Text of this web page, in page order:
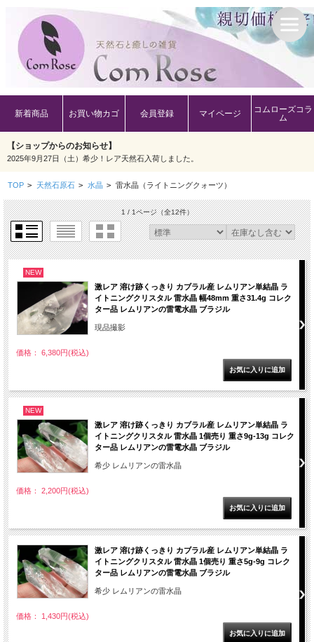
新着商品 お買い物カゴ 会員登録 マイページ
コムローズコラ
ム
【ショップからのお知らせ】
2025年9月27日（土）希少！レア天然石入荷しました。
TOP > 天然石原石 > 水晶 > 雷水晶（ライトニングクォーツ）
1 / 1ページ（全12件）
NEW
激レア 溶け跡くっきり カブラル産 レムリアン単結晶 ラ
イトニングクリスタル 雷水晶 幅48mm 重さ31.4g コレク
ター品 レムリアンの雷電水晶 ブラジル
現品撮影
価格： 6,380円(税込)
NEW
激レア 溶け跡くっきり カブラル産 レムリアン単結晶 ラ
イトニングクリスタル 雷水晶 1個売り 重さ9g-13g コレク
ター品 レムリアンの雷電水晶 ブラジル
希少 レムリアンの雷水晶
価格： 2,200円(税込)
激レア 溶け跡くっきり カブラル産 レムリアン単結晶 ラ
イトニングクリスタル 雷水晶 1個売り 重さ5g-9g コレク
ター品 レムリアンの雷電水晶 ブラジル
希少 レムリアンの雷水晶
価格： 1,430円(税込)